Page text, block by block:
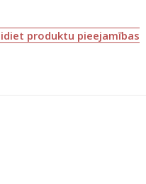
produktu pieejamības